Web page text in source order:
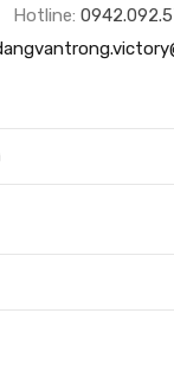
Hotline: